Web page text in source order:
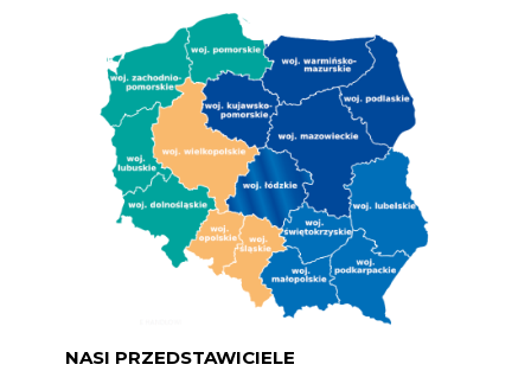
NASI PRZEDSTAWICIELE